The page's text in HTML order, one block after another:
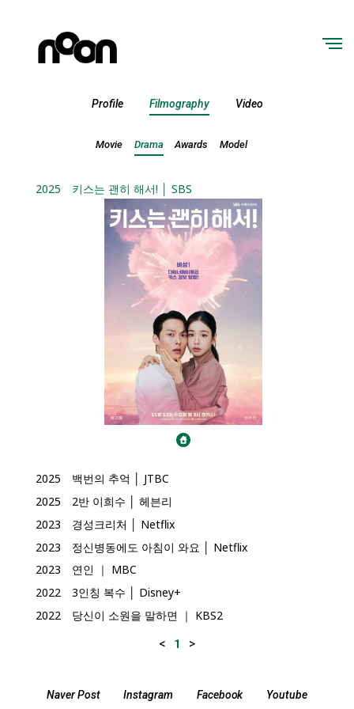
Profile Filmography Video
Movie Drama Awards Model
2025 키스는 괜히 해서! │ SBS
2025
백번의 추억 │ JTBC
2025
2반 이희수 │ 헤븐리
2023
경성크리처 │ Netflix
2023
정신병동에도 아침이 와요 │ Netflix
2023
연인 ｜ MBC
2022
3인칭 복수 │ Disney+
2022
당신이 소원을 말하면 ｜ KBS2
<
1 >
Naver Post Instagram Facebook Youtube